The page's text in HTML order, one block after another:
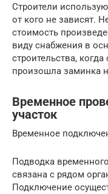
Строители
от кого не зависят.
стоимость
виду снабжения в
строительства,
произошла заминка
Временное
участок
Временное
Подводка
связана с рядом
Подключение